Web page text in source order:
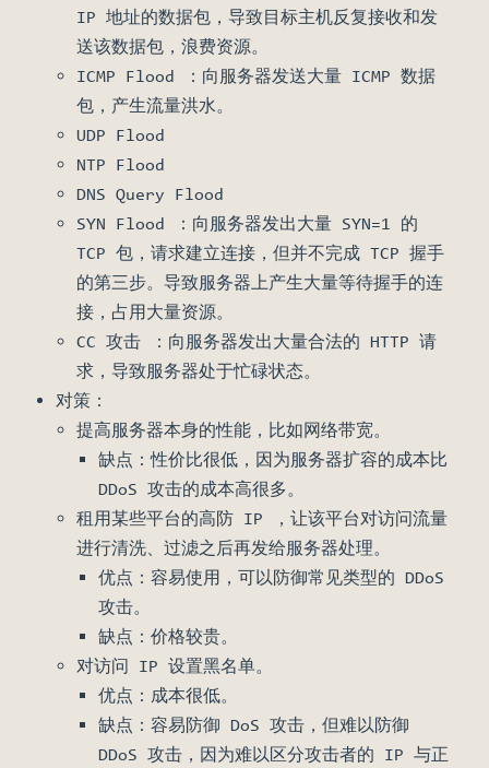
IP 地址的数据包，导致目标主机反复接收和发
送该数据包，浪费资源。
ICMP Flood ：向服务器发送大量 ICMP 数据
包，产生流量洪水。
UDP Flood
NTP Flood
DNS Query Flood
SYN Flood ：向服务器发出大量 SYN=1 的
TCP 包，请求建立连接，但并不完成 TCP 握手
的第三步。导致服务器上产生大量等待握手的连
接，占用大量资源。
CC 攻击 ：向服务器发出大量合法的 HTTP 请
求，导致服务器处于忙碌状态。
对策：
提高服务器本身的性能，比如网络带宽。
缺点：性价比很低，因为服务器扩容的成本比
DDoS 攻击的成本高很多。
租用某些平台的高防 IP ，让该平台对访问流量
进行清洗、过滤之后再发给服务器处理。
优点：容易使用，可以防御常见类型的 DDoS
攻击。
缺点：价格较贵。
对访问 IP 设置黑名单。
优点：成本很低。
缺点：容易防御 DoS 攻击，但难以防御
DDoS 攻击，因为难以区分攻击者的 IP 与正